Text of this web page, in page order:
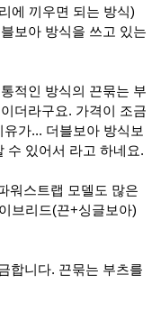
에 끼우면 되는 방식)
보아 방식을 쓰고 있는
적인 방식의 끈묶는 부
더라구요. 가격이 조금
가... 더블보아 방식보
수 있어서 라고 하네요.
워스트랩 모델도 많은
브리드(끈+싱글보아)
합니다. 끈묶는 부츠를